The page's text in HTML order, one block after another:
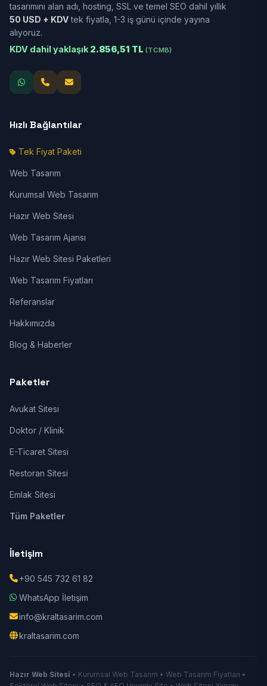
tasarımını alan adı, hosting, SSL ve temel SEO dahil yıllık
50 USD + KDVtek fiyatla, 1-3 iş günü içinde yayına
alıyoruz.
KDV dahil yaklaşık 2.856,51 TL (TCMB)
Hızlı Bağlantılar
Tek Fiyat Paketi
Web Tasarım
Kurumsal Web Tasarım
Hazır Web Sitesi
Web Tasarım Ajansı
Hazır Web Sitesi Paketleri
Web Tasarım Fiyatları
Referanslar
Hakkımızda
Blog & Haberler
Paketler
Avukat Sitesi
Doktor / Klinik
E-Ticaret Sitesi
Restoran Sitesi
Emlak Sitesi
Tüm Paketler
İletişim
+90 545 732 61 82
WhatsApp İletişim
info@kraltasarim.com
kraltasarim.com
Hazır Web Sitesi • Kurumsal Web Tasarım • Web Tasarım Fiyatları •